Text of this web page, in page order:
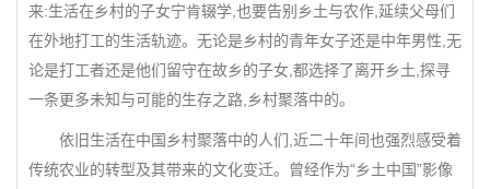
来:生活在乡村的子女宁肯辍学,也要告别乡土与农作,延续父母们
在外地打工的生活轨迹。无论是乡村的青年女子还是中年男性,无
论是打工者还是他们留守在故乡的子女,都选择了离开乡土,探寻
一条更多未知与可能的生存之路,乡村聚落中的。
依旧生活在中国乡村聚落中的人们,近二十年间也强烈感受着
传统农业的转型及其带来的文化变迁。曾经作为“乡土中国”影像